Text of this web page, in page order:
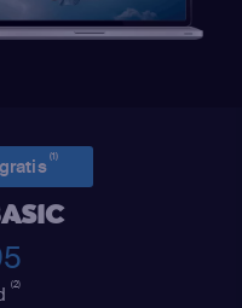
(1)
(2)